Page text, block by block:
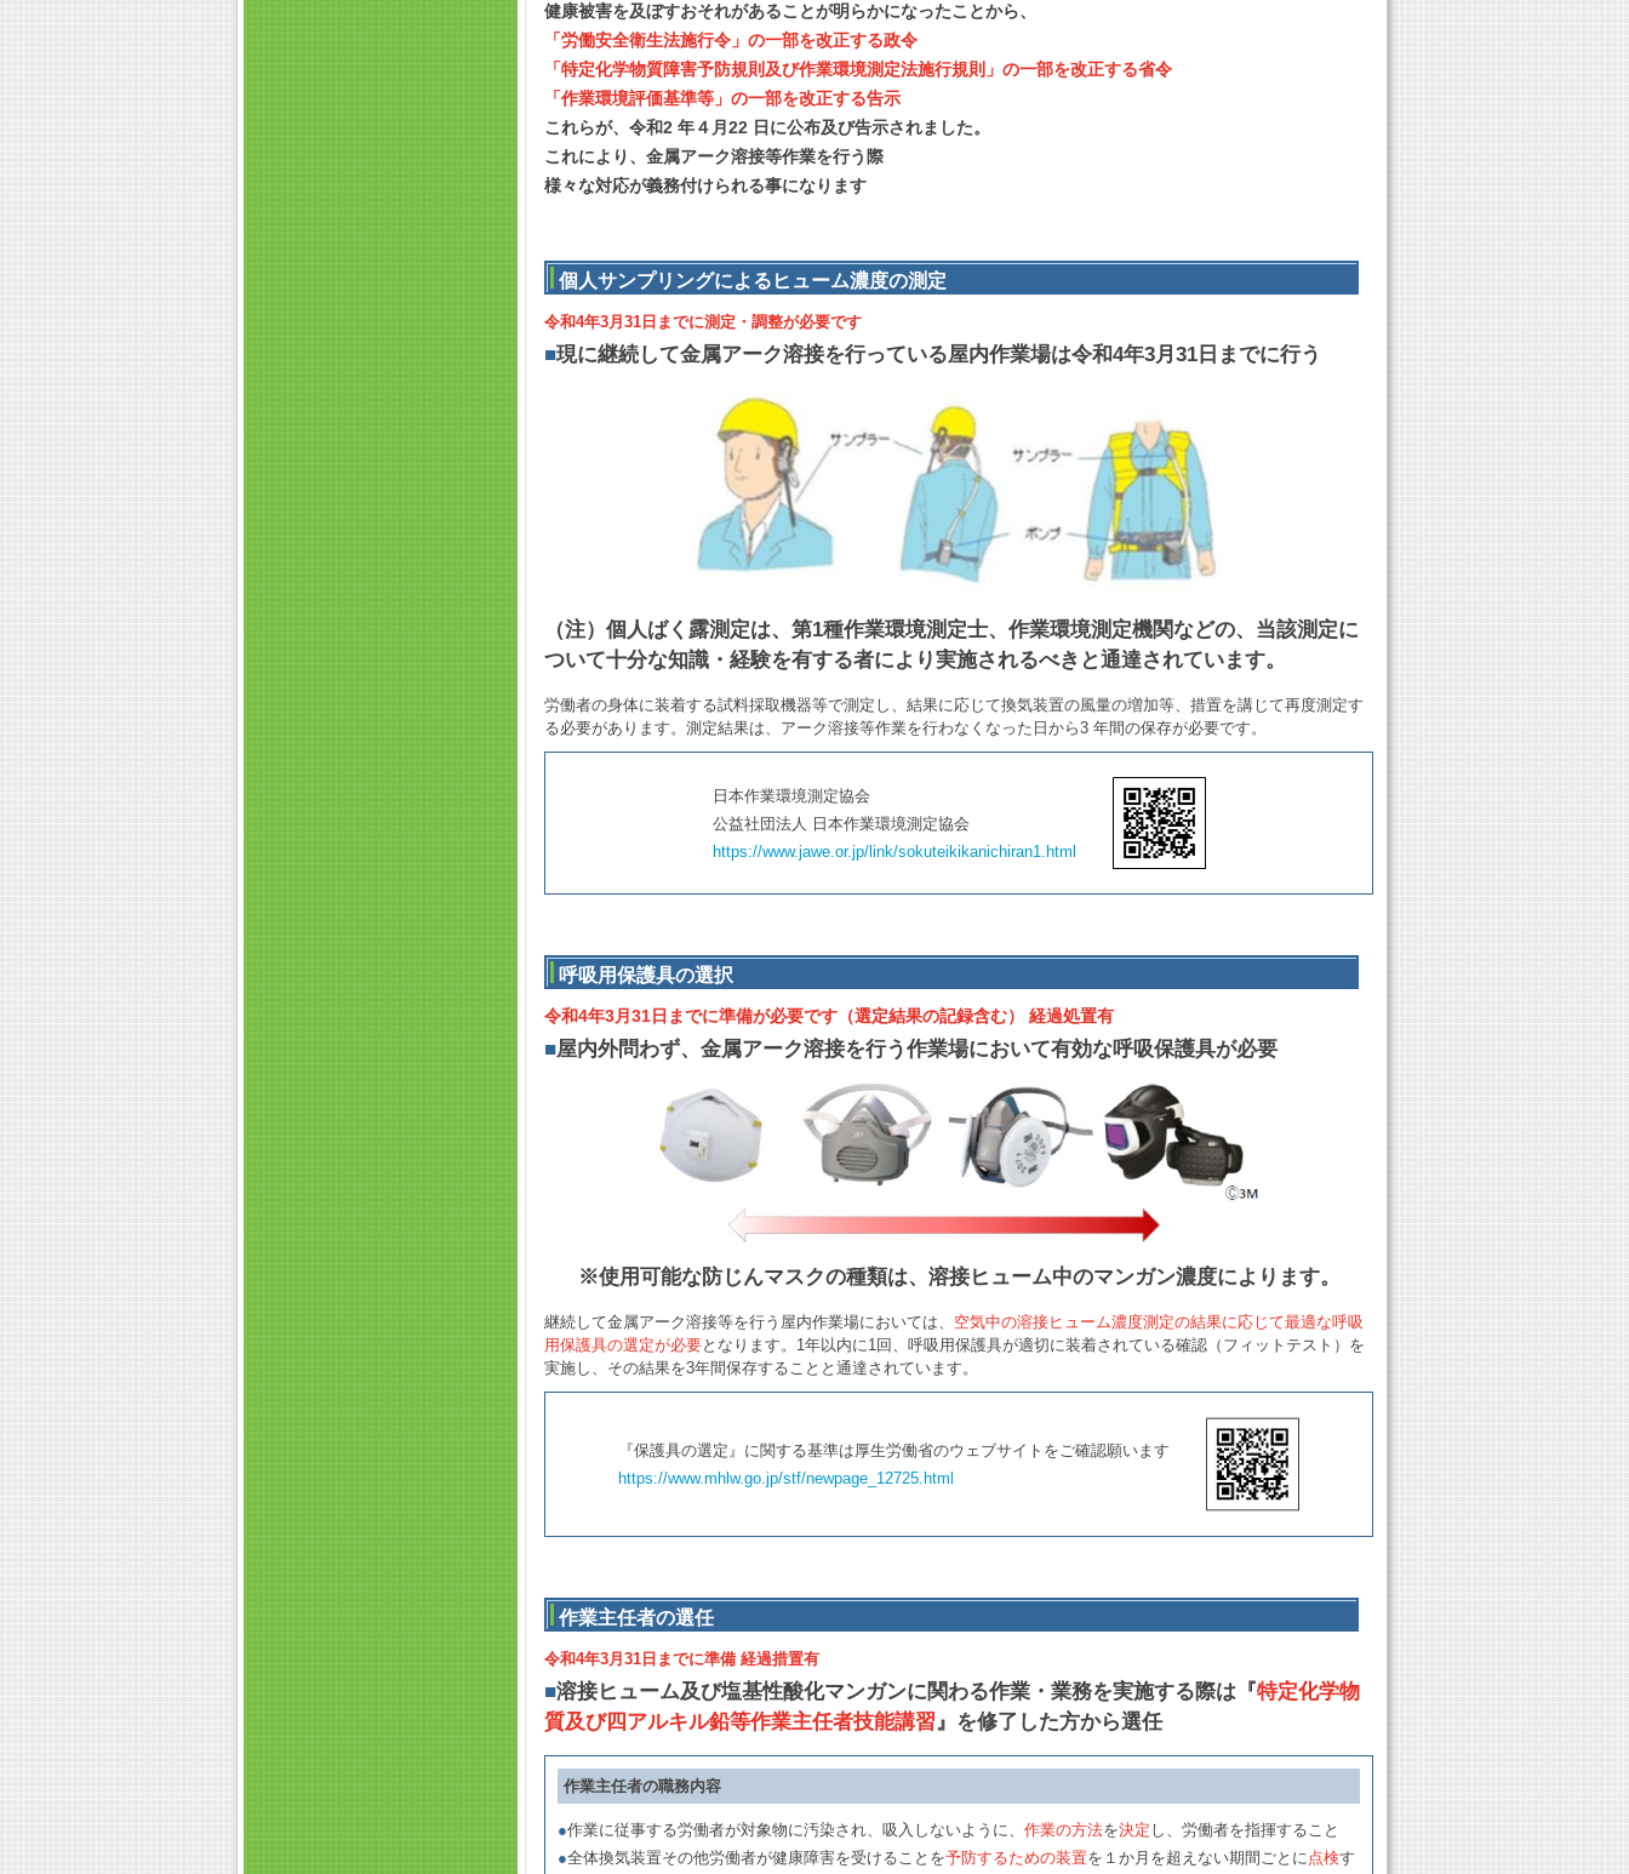
健康被害を及ぼすおそれがあることが明らかになったことから、
「労働安全衛生法施行令」の一部を改正する政令
「特定化学物質障害予防規則及び作業環境測定法施行規則」の一部を改正する省令
「作業環境評価基準等」の一部を改正する告示
これらが、令和2 年４月22 日に公布及び告示されました。
これにより、金属アーク溶接等作業を行う際
様々な対応が義務付けられる事になります
個人サンプリングによるヒューム濃度の測定
令和4年3月31日までに測定・調整が必要です
■現に継続して金属アーク溶接を行っている屋内作業場は令和4年3月31日までに行う
（注）個人ばく露測定は、第1種作業環境測定士、作業環境測定機関などの、当該測定に
ついて十分な知識・経験を有する者により実施されるべきと通達されています。
労働者の身体に装着する試料採取機器等で測定し、結果に応じて換気装置の風量の増加等、措置を講じて再度測定す
る必要があります。測定結果は、アーク溶接等作業を行わなくなった日から3 年間の保存が必要です。
日本作業環境測定協会
公益社団法人 日本作業環境測定協会
https://www.jawe.or.jp/link/sokuteikikanichiran1.html
呼吸用保護具の選択
令和4年3月31日までに準備が必要です（選定結果の記録含む） 経過処置有
■屋内外問わず、金属アーク溶接を行う作業場において有効な呼吸保護具が必要
※使用可能な防じんマスクの種類は、溶接ヒューム中のマンガン濃度によります。
継続して金属アーク溶接等を行う屋内作業場においては、 空気中の溶接ヒューム濃度測定の結果に応じて最適な呼吸
用保護具の選定が必要となります。1年以内に1回、呼吸用保護具が適切に装着されている確認（フィットテスト）を
実施し、その結果を3年間保存することと通達されています。
『保護具の選定』に関する基準は厚生労働省のウェブサイトをご確認願います
https://www.mhlw.go.jp/stf/newpage_12725.html
作業主任者の選任
令和4年3月31日までに準備 経過措置有
■溶接ヒューム及び塩基性酸化マンガンに関わる作業・業務を実施する際は『特定化学物
質及び四アルキル鉛等作業主任者技能講習』を修了した方から選任
作業主任者の職務内容
●作業に従事する労働者が対象物に汚染され、吸入しないように、 作業の方法を決定 し、労働者を指揮すること
●全体換気装置その他労働者が健康障害を受けることを予防するための装置を１か月を超えない期間ごとに点検す